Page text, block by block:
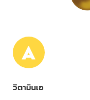
วิตามินเอ